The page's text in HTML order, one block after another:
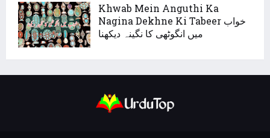
Khwab Mein Anguthi Ka
Nagina Dekhne Ki Tabeer خواب
میں انگوٹھی کا نگینہ دیکھنا